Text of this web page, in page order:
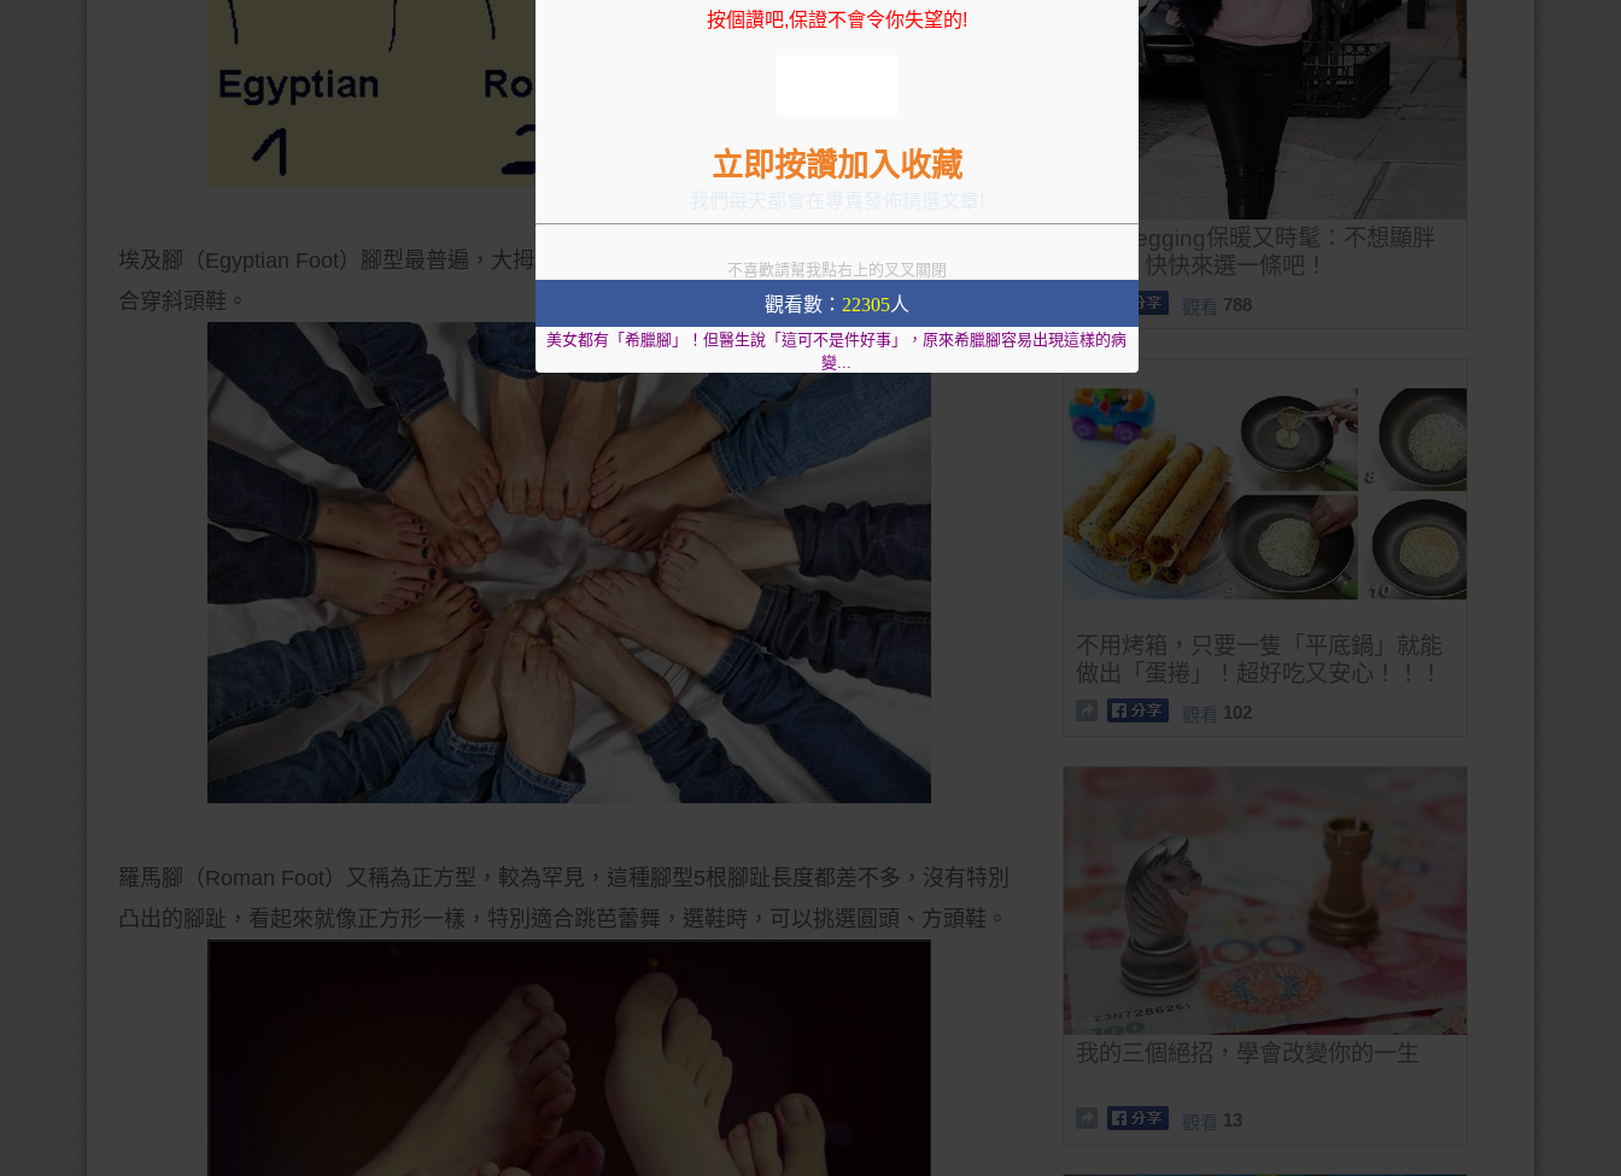
埃及腳（Egyptian Foot）腳型最普遍，大拇趾比其他4根腳趾長，而擁有這種腳型的人比較適
合穿斜頭鞋。
羅馬腳（Roman Foot）又稱為正方型，較為罕見，這種腳型5根腳趾長度都差不多，沒有特別
凸出的腳趾，看起來就像正方形一樣，特別適合跳芭蕾舞，選鞋時，可以挑選圓頭、方頭鞋。
黑色Legging保暖又時髦：不想顯胖
的你，快快來選一條吧！
觀看 788
不用烤箱，只要一隻「平底鍋」就能
做出「蛋捲」！超好吃又安心！！！
觀看 102
我的三個絕招，學會改變你的一生
觀看 13
按個讚吧,保證不會令你失望的!
立即按讚加入收藏
不喜歡請幫我點右上的叉叉關閉
觀看數： 22305人
美女都有「希臘腳」！但醫生說「這可不是件好事」，原來希臘腳容易出現這樣的病
變...